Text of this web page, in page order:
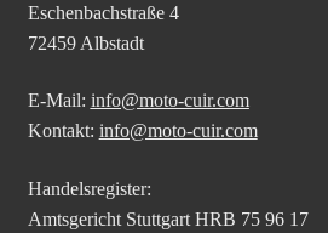
Eschenbachstraße 4
72459 Albstadt
E-Mail: info@moto-cuir.com
Kontakt: info@moto-cuir.com
Handelsregister:
Amtsgericht Stuttgart HRB 75 96 17